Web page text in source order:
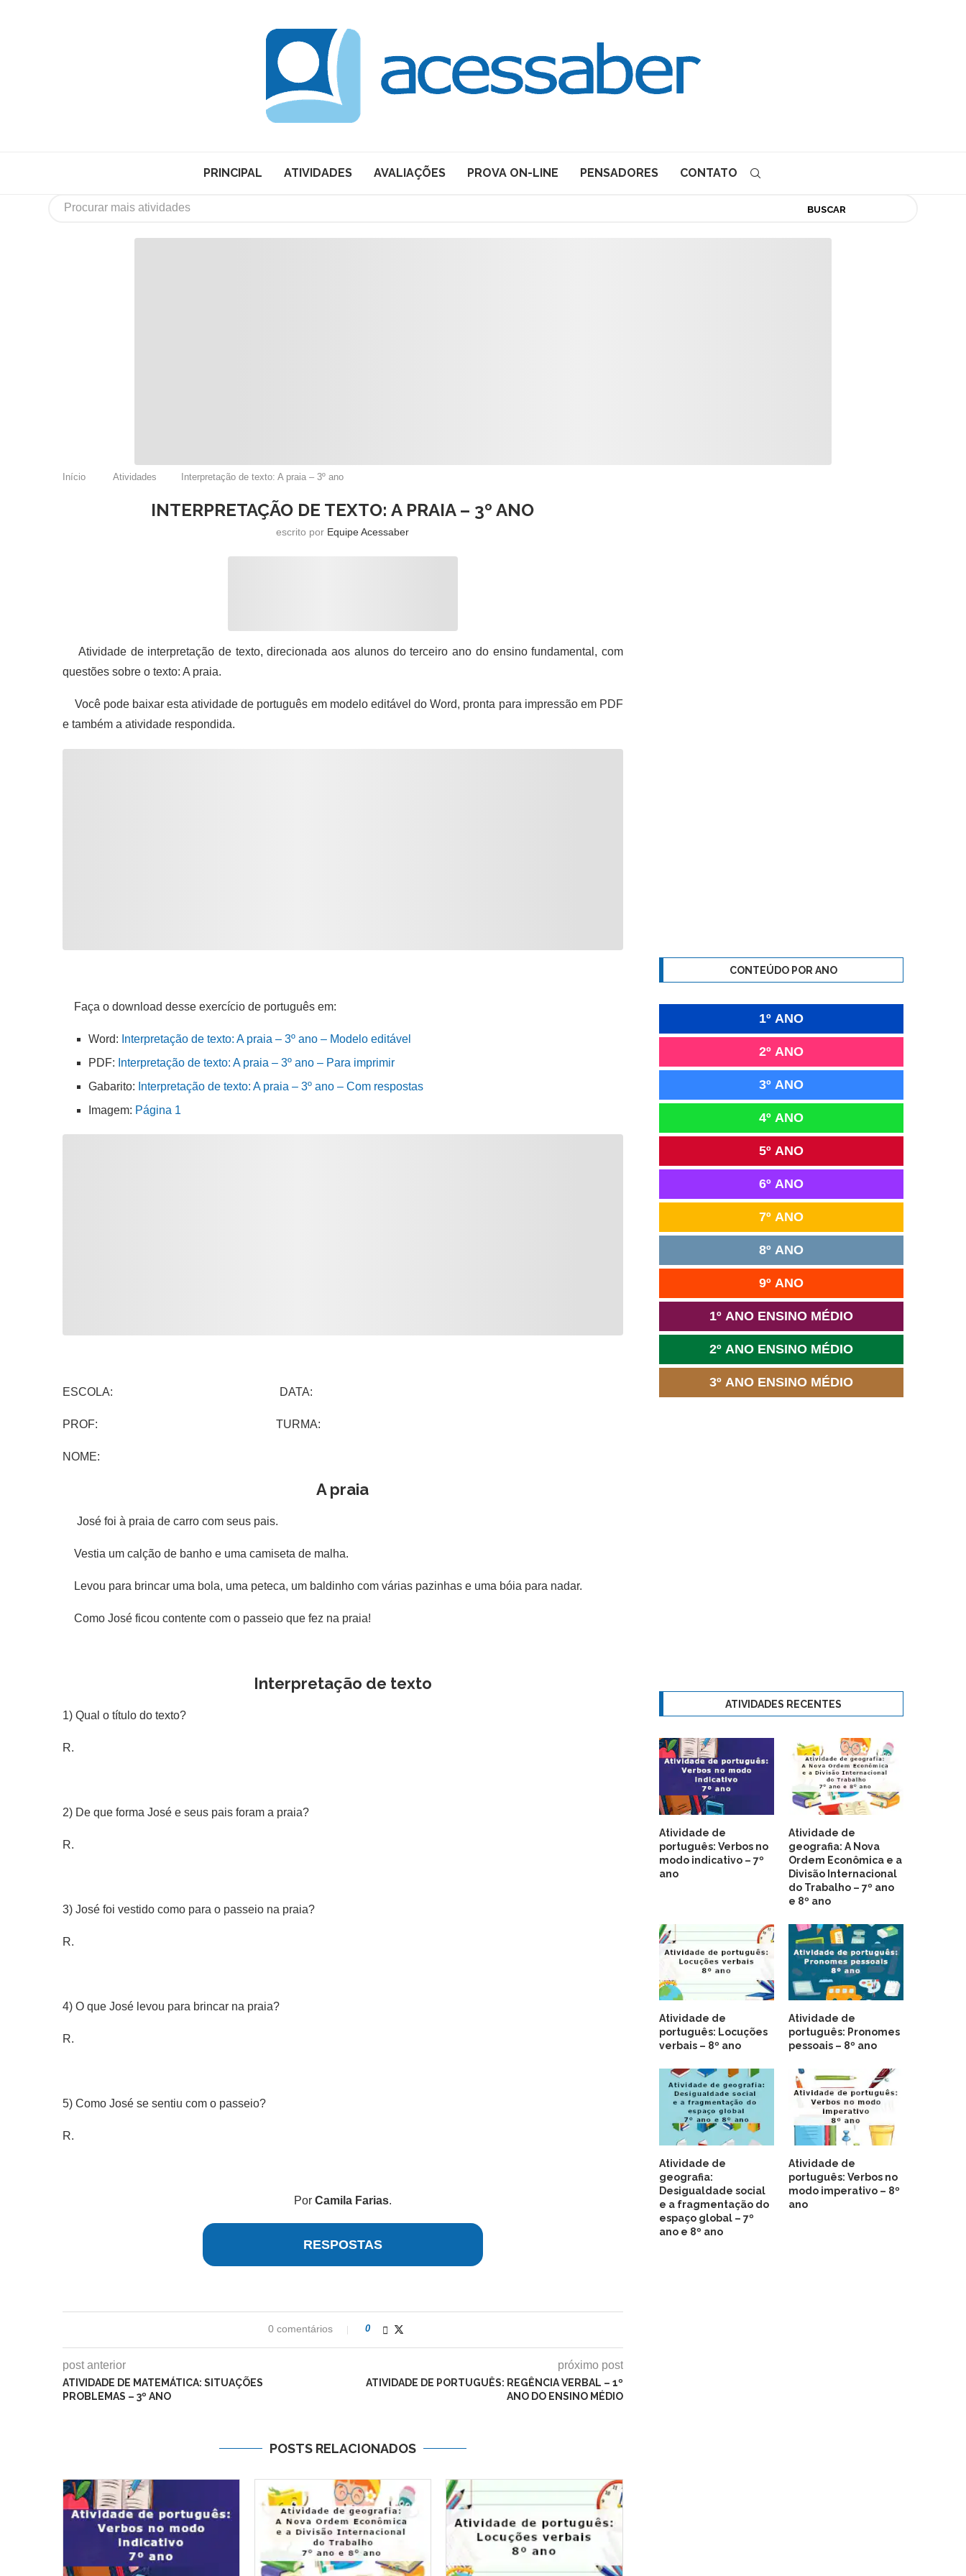
PRINCIPAL ATIVIDADES AVALIAÇÕES PROVA ON-LINE PENSADORES CONTATO
BUSCAR
Início Atividades Interpretação de texto: A praia – 3º ano
INTERPRETAÇÃO DE TEXTO: A PRAIA – 3º ANO
escrito por Equipe Acessaber
Atividade de interpretação de texto, direcionada aos alunos do terceiro ano do ensino fundamental, com
questões sobre o texto: A praia.
Você pode baixar esta atividade de português em modelo editável do Word, pronta para impressão em PDF
e também a atividade respondida.
Faça o download desse exercício de português em:
Word: Interpretação de texto: A praia – 3º ano – Modelo editável
PDF: Interpretação de texto: A praia – 3º ano – Para imprimir
Gabarito: Interpretação de texto: A praia – 3º ano – Com respostas
Imagem: Página 1
ESCOLA: DATA:
PROF: TURMA:
NOME:
A praia
José foi à praia de carro com seus pais.
Vestia um calção de banho e uma camiseta de malha.
Levou para brincar uma bola, uma peteca, um baldinho com várias pazinhas e uma bóia para nadar.
Como José ficou contente com o passeio que fez na praia!
Interpretação de texto
1) Qual o título do texto?
R.
2) De que forma José e seus pais foram a praia?
R.
3) José foi vestido como para o passeio na praia?
R.
4) O que José levou para brincar na praia?
R.
5) Como José se sentiu com o passeio?
R.
Por Camila Farias.
RESPOSTAS
0 comentários 0
post anterior
ATIVIDADE DE MATEMÁTICA: SITUAÇÕES
PROBLEMAS – 3º ANO
próximo post
ATIVIDADE DE PORTUGUÊS: REGÊNCIA VERBAL – 1º
ANO DO ENSINO MÉDIO
POSTS RELACIONADOS
CONTEÚDO POR ANO
1º ANO
2º ANO
3º ANO
4º ANO
5º ANO
6º ANO
7º ANO
8º ANO
9º ANO
1º ANO ENSINO MÉDIO
2º ANO ENSINO MÉDIO
3º ANO ENSINO MÉDIO
ATIVIDADES RECENTES
Atividade de
português: Verbos no
modo indicativo – 7º
ano
Atividade de
geografia: A Nova
Ordem Econômica e a
Divisão Internacional
do Trabalho – 7º ano
e 8º ano
Atividade de
português: Locuções
verbais – 8º ano
Atividade de
português: Pronomes
pessoais – 8º ano
Atividade de
geografia:
Desigualdade social
e a fragmentação do
espaço global – 7º
ano e 8º ano
Atividade de
português: Verbos no
modo imperativo – 8º
ano